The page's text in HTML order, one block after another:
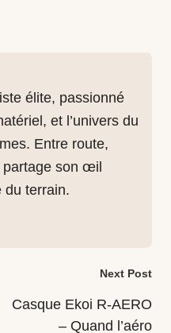
élite, passionné
et l’univers du
Entre route,
partage son œil
du terrain.
Next Post
Casque Ekoi R-AERO
– Quand l’aéro